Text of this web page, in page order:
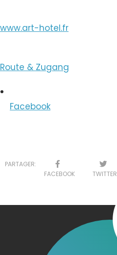
www.art-hotel.fr
Route & Zugang
Facebook
PARTAGER:
FACEBOOK
TWITTER